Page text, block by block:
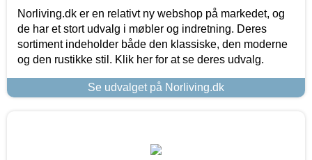
Norliving.dk er en relativt ny webshop på markedet, og
de har et stort udvalg i møbler og indretning. Deres
sortiment indeholder både den klassiske, den moderne
og den rustikke stil. Klik her for at se deres udvalg.
Se udvalget på Norliving.dk